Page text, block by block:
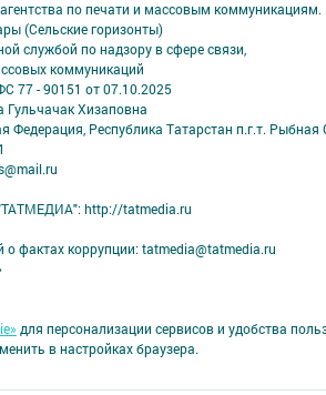
по печати и массовым коммуникациям.
(Сельские горизонты)
службой по надзору в сфере связи,
коммуникаций
77 - 90151 от 07.10.2025
Гульчачак Хизаповна
Федерация, Республика Татарстан п.г.т.
http://tatmedia.ru
фактах коррупции: tatmedia@tatmedia.ru
для персонализации сервисов и удобства
в настройках браузера.